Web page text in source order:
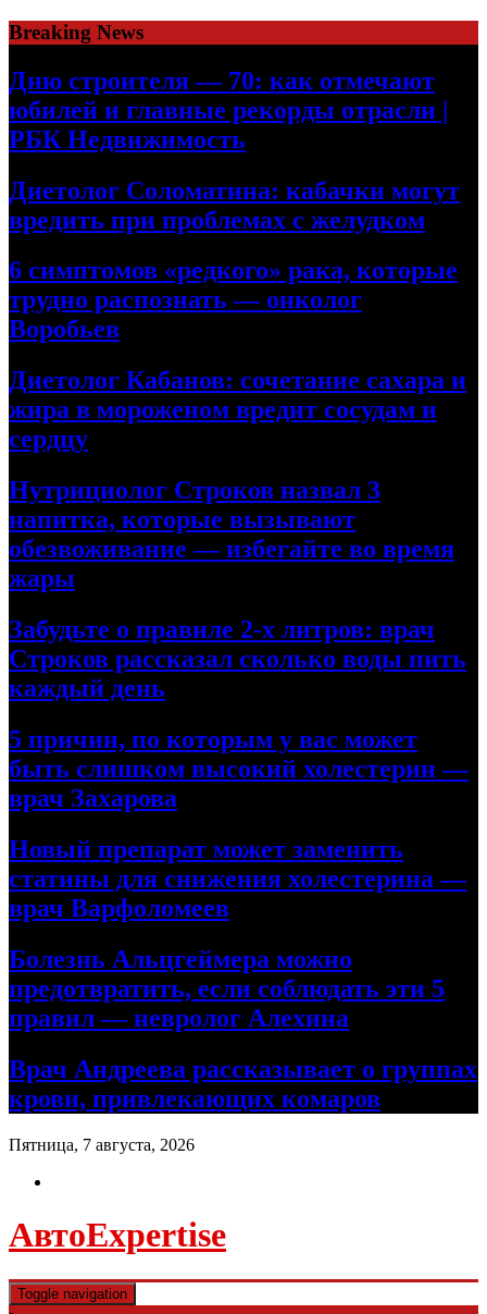
Skip
to
content
Breaking News
Дню строителя — 70: как отмечают
юбилей и главные рекорды отрасли |
РБК Недвижимость
Диетолог Соломатина: кабачки могут
вредить при проблемах с желудком
6 симптомов «редкого» рака, которые
трудно распознать — онколог
Воробьев
Диетолог Кабанов: сочетание сахара и
жира в мороженом вредит сосудам и
сердцу
Нутрициолог Строков назвал 3
напитка, которые вызывают
обезвоживание — избегайте во время
жары
Забудьте о правиле 2-х литров: врач
Строков рассказал сколько воды пить
каждый день
5 причин, по которым у вас может
быть слишком высокий холестерин —
врач Захарова
Новый препарат может заменить
статины для снижения холестерина —
врач Варфоломеев
Болезнь Альцгеймера можно
предотвратить, если соблюдать эти 5
правил — невролог Алехина
Врач Андреева рассказывает о группах
крови, привлекающих комаров
Пятница, 7 августа, 2026
АвтоExpertise
Toggle navigation